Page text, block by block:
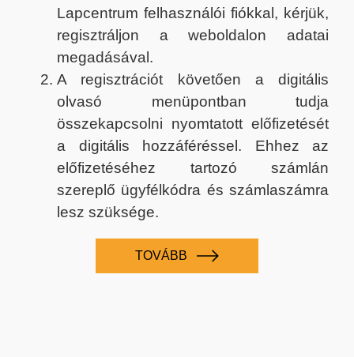
Lapcentrum felhasználói fiókkal, kérjük,
regisztráljon a weboldalon adatai
megadásával.
A regisztrációt követően a digitális
olvasó menüpontban tudja
összekapcsolni nyomtatott előfizetését
a digitális hozzáféréssel. Ehhez az
előfizetéséhez tartozó számlán
szereplő ügyfélkódra és számlaszámra
lesz szüksége.
TOVÁBB